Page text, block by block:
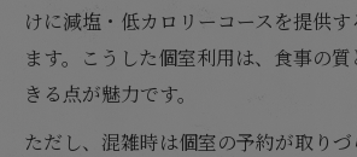
けに減塩・低カロリーコースを提供
ます。こうした個室利用は、食事の
きる点が魅力です。
ただし、混雑時は個室の予約が取り